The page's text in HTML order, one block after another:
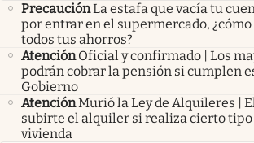
PrecauciónLa estafa que vacía tu
por entrar en el supermercado,
todos tus ahorros?
Atención Oficial y confirmado | Los
podrán cobrar la pensión si cumplen
Gobierno
AtenciónMurió la Ley de Alquileres |
subirte el alquiler si realiza cierto tipo
vivienda